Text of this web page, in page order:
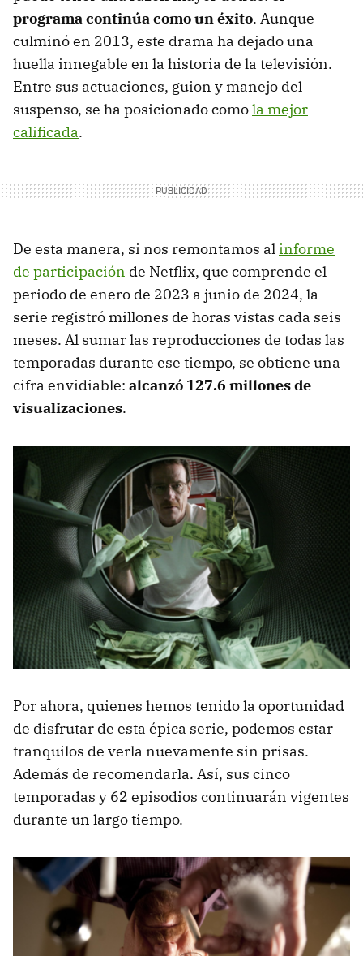
programa continúa como un éxito. Aunque
culminó en 2013, este drama ha dejado una
huella innegable en la historia de la televisión.
Entre sus actuaciones, guion y manejo del
suspenso, se ha posicionado comola mejor
calificada.
De esta manera, si nos remontamos alinforme
de participación de Netflix, que comprende el
periodo de enero de 2023 a junio de 2024, la
serie registró millones de horas vistas cada seis
meses. Al sumar las reproducciones de todas las
temporadas durante ese tiempo, se obtiene una
cifra envidiable: alcanzó 127.6 millones de
visualizaciones.
Por ahora, quienes hemos tenido la oportunidad
de disfrutar de esta épica serie, podemos estar
tranquilos de verla nuevamente sin prisas.
Además de recomendarla. Así, sus cinco
temporadas y 62 episodios continuarán vigentes
durante un largo tiempo.